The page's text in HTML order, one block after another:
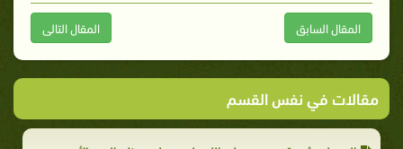
المقال السابق المقال التالى
مقالات في نفس القسم